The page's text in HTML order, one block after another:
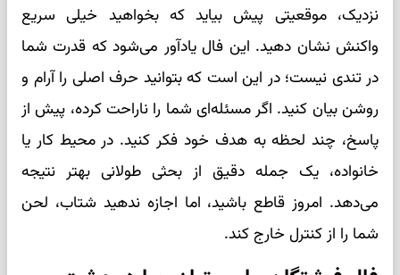
نزدیک، موقعیتی پیش بیاید که بخواهید خیلی سریع
واکنش نشان دهید. این فال یادآور می‌شود که قدرت شما
در تندی نیست؛ در این است که بتوانید حرف اصلی را آرام و
روشن بیان کنید. اگر مسئله‌ای شما را ناراحت کرده، پیش از
پاسخ، چند لحظه به هدف خود فکر کنید. در محیط کار یا
خانواده، یک جمله دقیق از بحثی طولانی بهتر نتیجه
می‌دهد. امروز قاطع باشید، اما اجازه ندهید شتاب، لحن
شما را از کنترل خارج کند.